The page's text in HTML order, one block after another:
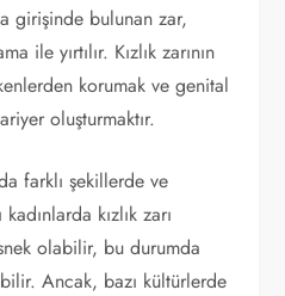
girişinde bulunan zar,
ile yırtılır. Kızlık zarının
korumak ve genital
oluşturmaktır.
farklı şekillerde ve
kızlık zarı
olabilir, bu durumda
Ancak, bazı kültürlerde